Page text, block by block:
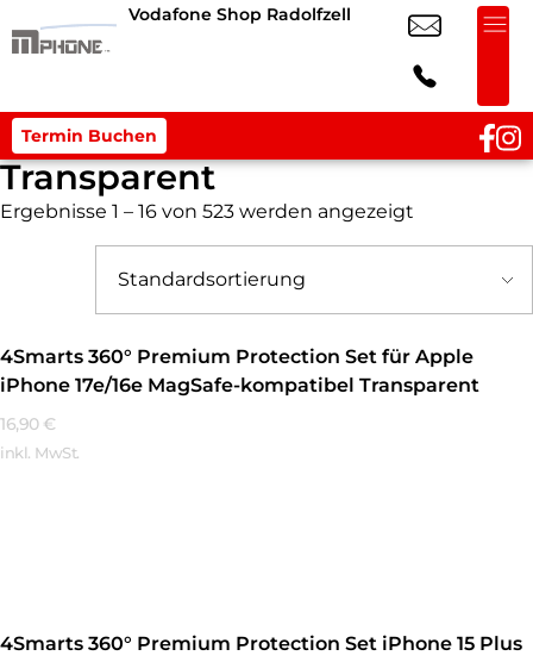
Vodafone Shop Radolfzell
Termin Buchen
Transparent
Ergebnisse 1 – 16 von 523 werden angezeigt
4Smarts 360° Premium Protection Set für Apple
iPhone 17e/16e MagSafe-kompatibel Transparent
16,90 €
inkl. MwSt.
4Smarts 360° Premium Protection Set iPhone 15 Plus